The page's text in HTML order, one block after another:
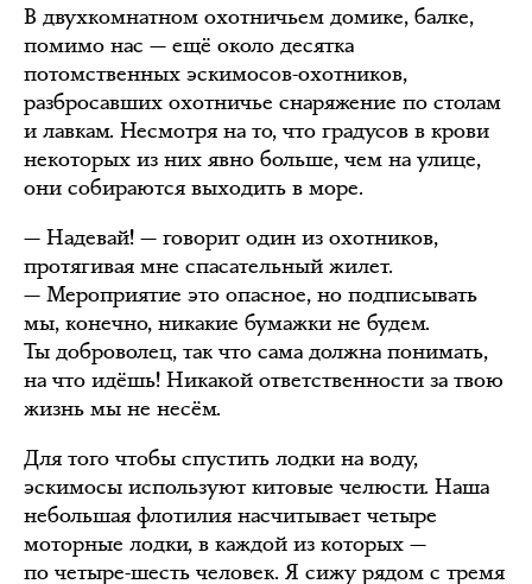
В двухкомнатном охотничьем домике, балке,
помимо нас — ещё около десятка
потомственных эскимосов-охотников,
разбросавших охотничье снаряжение по столам
и лавкам. Несмотря на то, что градусов в крови
некоторых из них явно больше, чем на улице,
они собираются выходить в море.
— Надевай! — говорит один из охотников,
протягивая мне спасательный жилет.
— Мероприятие это опасное, но подписывать
мы, конечно, никакие бумажки не будем.
Ты доброволец, так что сама должна понимать,
на что идёшь! Никакой ответственности за твою
жизнь мы не несём.
Для того чтобы спустить лодки на воду,
эскимосы используют китовые челюсти. Наша
небольшая флотилия насчитывает четыре
моторные лодки, в каждой из которых —
по четыре-шесть человек. Я сижу рядом с тремя